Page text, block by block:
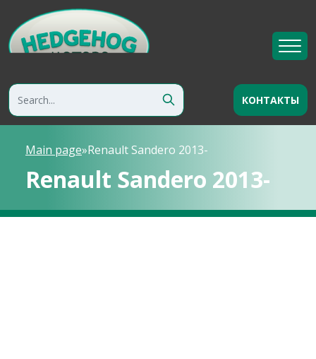
КОНТАКТЫ
Main page»Renault Sandero 2013-
Renault Sandero 2013-